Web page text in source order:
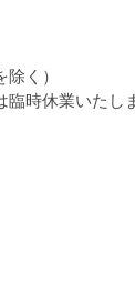
く）
臨時休業いたし